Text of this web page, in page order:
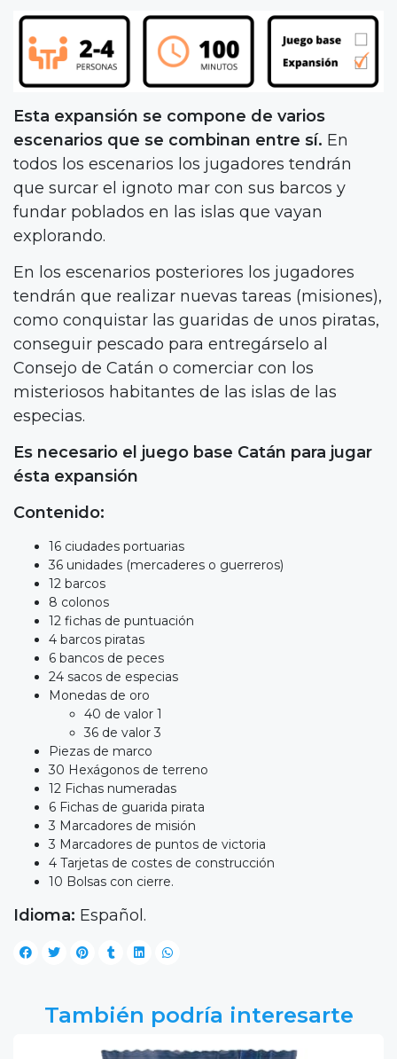
Esta expansión se compone de varios
escenarios que se combinan entre sí. En
todos los escenarios los jugadores tendrán
que surcar el ignoto mar con sus barcos y
fundar poblados en las islas que vayan
explorando.
En los escenarios posteriores los jugadores
tendrán que realizar nuevas tareas (misiones),
como conquistar las guaridas de unos piratas,
conseguir pescado para entregárselo al
Consejo de Catán o comerciar con los
misteriosos habitantes de las islas de las
especias.
Es necesario el juego base Catán para jugar
ésta expansión
Contenido:
16 ciudades portuarias
36 unidades (mercaderes o guerreros)
12 barcos
8 colonos
12 fichas de puntuación
4 barcos piratas
6 bancos de peces
24 sacos de especias
Monedas de oro
40 de valor 1
36 de valor 3
Piezas de marco
30 Hexágonos de terreno
12 Fichas numeradas
6 Fichas de guarida pirata
3 Marcadores de misión
3 Marcadores de puntos de victoria
4 Tarjetas de costes de construcción
10 Bolsas con cierre.
Idioma: Español.
También podría interesarte